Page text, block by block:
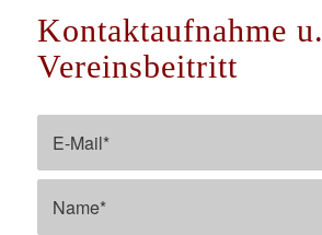
Kontaktaufnahme u.
Vereinsbeitritt